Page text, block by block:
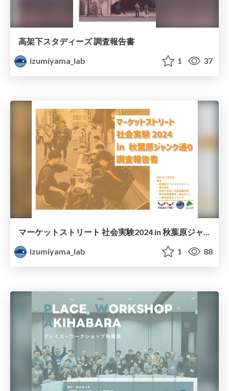
高架下スタディーズ 調査報告書
izumiyama_lab
1 37
マーケットストリート 社会実験2024 in 秋葉原ジャンク通り 調査報告書
izumiyama_lab
1 88